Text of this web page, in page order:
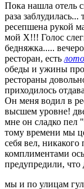
Пока нашла отель
раза
ресепшена рукой
мой Х!!! Голос
бедняжка.....
ресторан, есть
обеды и ужины
рестораны
приходилось
Он меня водил в
высшем уровне!
мне он сладко пел
тому времени мы
себя вел, никакого
комплиментами
предупредили, что
мы и по улицам